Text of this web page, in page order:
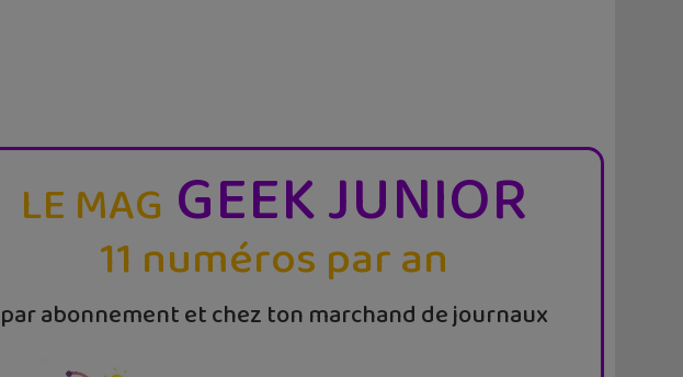
LE MAG GEEK JUNIOR
11 numéros par an
par abonnement et chez ton marchand de journaux